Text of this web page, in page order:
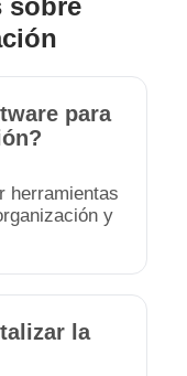
sobre
para
herramientas
y
la